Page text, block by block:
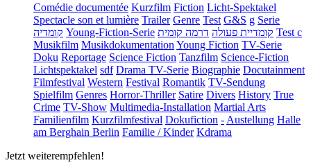
Comédie documentée Kurzfilm Fiction Licht-Spektakel
Spectacle son et lumière Trailer Genre Test G&S g Serie
קומדיה Young-Fiction-Serie קומדיית פעולה דרמה קומית
Test c
Musikfilm Musikdokumentation Young Fiction TV-Serie
Doku Reportage Science Fiction Tanzfilm Science-Fiction
Lichtspektakel sdf Drama TV-Serie Biographie Docutainment
Filmfestival Western Festival Romantik TV-Sendung
Spielfilm Genres Horror-Thriller Satire Divers History True
Crime TV-Show Multimedia-Installation Martial Arts
Familienfilm Kurzfilmfestival Dokufiction - Austellung Halle
am Berghain Berlin Familie / Kinder Kdrama
Jetzt weiterempfehlen!